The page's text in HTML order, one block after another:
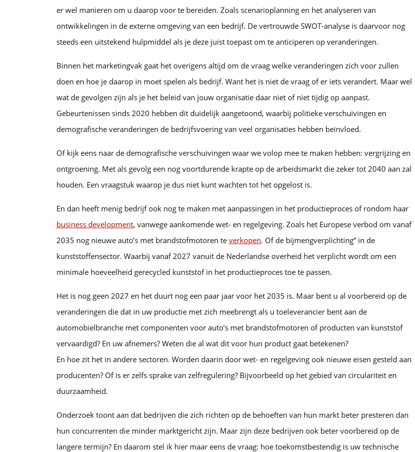
er wel manieren om u daarop voor te bereiden. Zoals scenarioplanning en het analyseren van
ontwikkelingen in de externe omgeving van een bedrijf. De vertrouwde SWOT-analyse is daarvoor nog
steeds een uitstekend hulpmiddel als je deze juist toepast om te anticiperen op veranderingen.
Binnen het marketingvak gaat het overigens altijd om de vraag welke veranderingen zich voor zullen
doen en hoe je daarop in moet spelen als bedrijf. Want het is niet de vraag of er iets verandert. Maar wel
wat de gevolgen zijn als je het beleid van jouw organisatie daar niet of niet tijdig op aanpast.
Gebeurtenissen sinds 2020 hebben dit duidelijk aangetoond, waarbij politieke verschuivingen en
demografische veranderingen de bedrijfsvoering van veel organisaties hebben beïnvloed.
Of kijk eens naar de demografische verschuivingen waar we volop mee te maken hebben: vergrijzing en
ontgroening. Met als gevolg een nog voortdurende krapte op de arbeidsmarkt die zeker tot 2040 aan zal
houden. Een vraagstuk waarop je dus niet kunt wachten tot het opgelost is.
En dan heeft menig bedrijf ook nog te maken met aanpassingen in het productieproces of rondom haar
business development, vanwege aankomende wet- en regelgeving. Zoals het Europese verbod om vanaf
2035 nog nieuwe auto’s met brandstofmotoren te verkopen. Of de bijmengverplichting” in de
kunststoffensector. Waarbij vanaf 2027 vanuit de Nederlandse overheid het verplicht wordt om een
minimale hoeveelheid gerecycled kunststof in het productieproces toe te passen.
Het is nog geen 2027 en het duurt nog een paar jaar voor het 2035 is. Maar bent u al voorbereid op de
veranderingen die dat in uw productie met zich meebrengt als u toeleverancier bent aan de
automobielbranche met componenten voor auto’s met brandstofmotoren of producten van kunststof
vervaardigd? En uw afnemers? Weten die al wat dit voor hun product gaat betekenen?
En hoe zit het in andere sectoren. Worden daarin door wet- en regelgeving ook nieuwe eisen gesteld aan
producenten? Of is er zelfs sprake van zelfregulering? Bijvoorbeeld op het gebied van circulariteit en
duurzaamheid.
Onderzoek toont aan dat bedrijven die zich richten op de behoeften van hun markt beter presteren dan
hun concurrenten die minder marktgericht zijn. Maar zijn deze bedrijven ook beter voorbereid op de
langere termijn? En daarom stel ik hier maar eens de vraag: hoe toekomstbestendig is uw technische